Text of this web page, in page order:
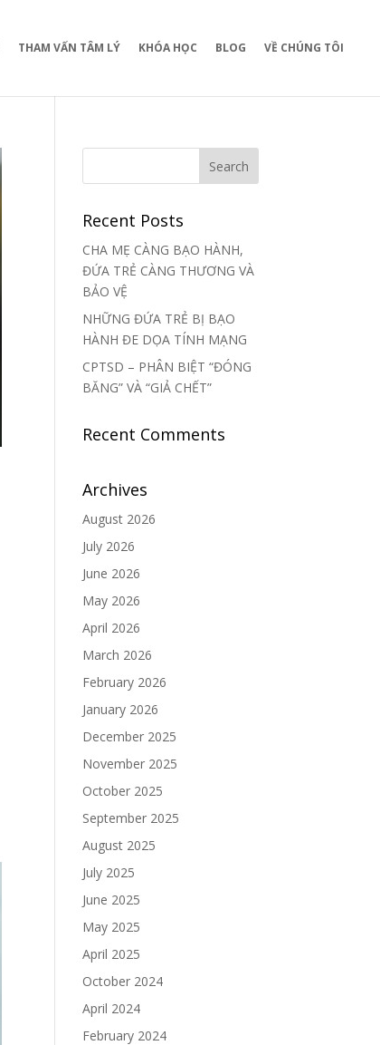
THAM VẤN TÂM LÝ KHÓA HỌC BLOG VỀ CHÚNG TÔI
Recent Posts
CHA MẸ CÀNG BẠO HÀNH,
ĐỨA TRẺ CÀNG THƯƠNG VÀ
BẢO VỆ
NHỮNG ĐỨA TRẺ BỊ BẠO
HÀNH ĐE DỌA TÍNH MẠNG
CPTSD – PHÂN BIỆT “ĐÓNG
BĂNG” VÀ “GIẢ CHẾT”
Recent Comments
Archives
August 2026
July 2026
June 2026
May 2026
April 2026
March 2026
February 2026
January 2026
December 2025
November 2025
October 2025
September 2025
August 2025
July 2025
June 2025
May 2025
April 2025
October 2024
April 2024
February 2024